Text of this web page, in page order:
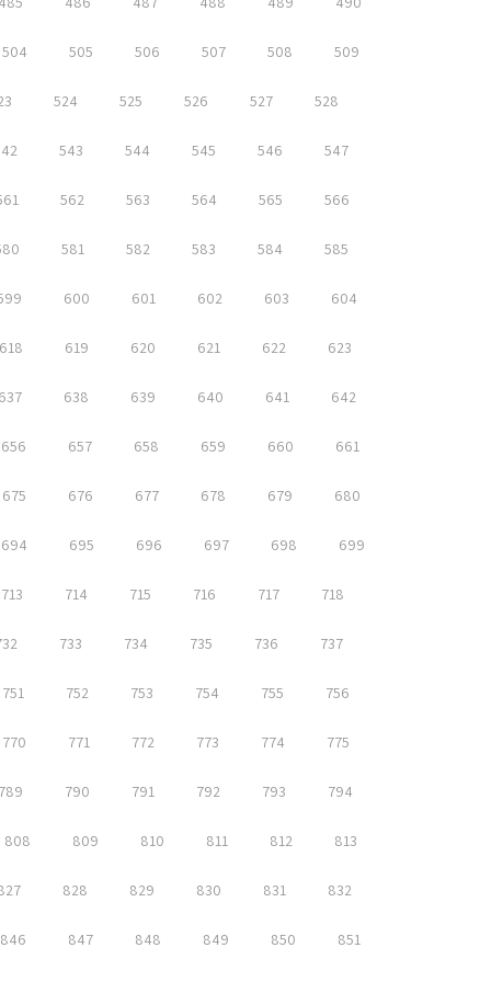
504 505 506 507 508 509
524 525 526 527 528
543 544 545 546 547
562 563 564 565 566
581 582 583 584 585
600 601 602 603 604
619 620 621 622 623
638 639 640 641 642
656 657 658 659 660 661
675 676 677 678 679 680
694 695 696 697 698 699
713 714 715 716 717 718
733 734 735 736 737
751 752 753 754 755 756
770 771 772 773 774 775
790 791 792 793 794
808 809 810 811 812 813
828 829 830 831 832
846 847 848 849 850 851